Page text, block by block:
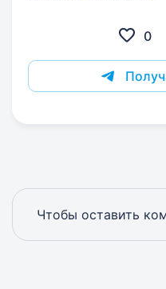
0
Чтобы оставить